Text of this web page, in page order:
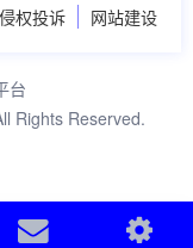
侵权投诉 网站建设
台
Rights Reserved.